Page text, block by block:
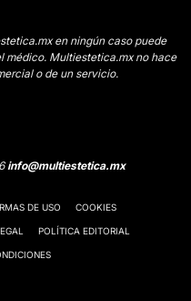
en ningún caso puede
médico. Multiestetica.mx no hace
o de un servicio.
info@multiestetica.mx
DE USO COOKIES
POLÍTICA EDITORIAL